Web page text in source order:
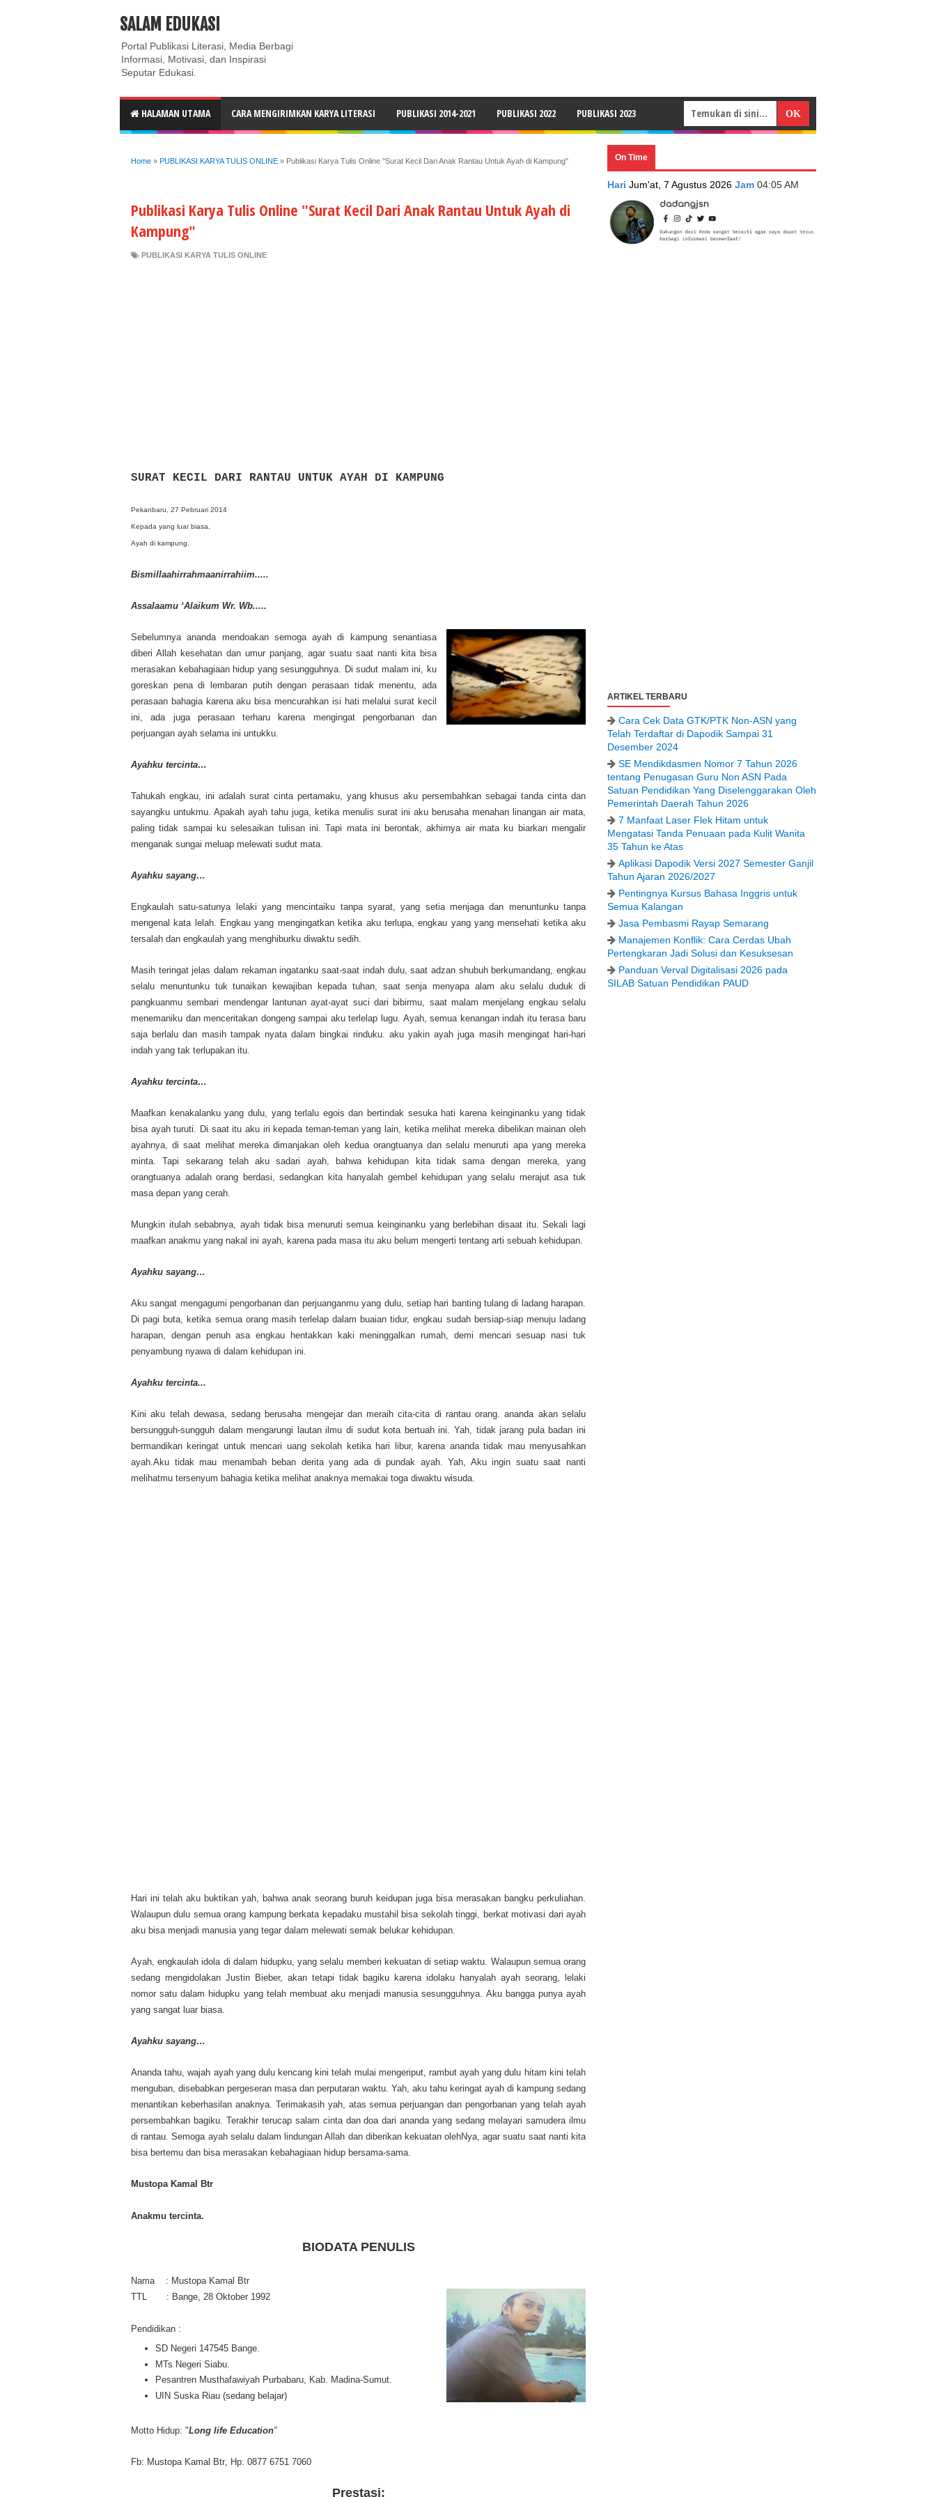
ABOUT CONTACT US
SALAM EDUKASI
Portal Publikasi Literasi, Media Berbagi
Informasi, Motivasi, dan Inspirasi
Seputar Edukasi.
HALAMAN UTAMA CARA MENGIRIMKAN KARYA LITERASI PUBLIKASI 2014-2021 PUBLIKASI 2022 PUBLIKASI 2023
Home » PUBLIKASI KARYA TULIS ONLINE » Publikasi Karya Tulis Online "Surat Kecil Dari Anak Rantau Untuk Ayah di Kampung"
Publikasi Karya Tulis Online "Surat Kecil Dari Anak Rantau Untuk Ayah di
Kampung"
PUBLIKASI KARYA TULIS ONLINE
SURAT KECIL DARI RANTAU UNTUK AYAH DI KAMPUNG
Pekanbaru, 27 Pebruari 2014
Kepada yang luar biasa,
Ayah di kampung.
Bismillaahirrahmaanirrahiim.....
Assalaamu ‘Alaikum Wr. Wb.....
Sebelumnya ananda mendoakan semoga ayah di kampung senantiasa
diberi Allah kesehatan dan umur panjang, agar suatu saat nanti kita bisa
merasakan kebahagiaan hidup yang sesungguhnya. Di sudut malam ini, ku
goreskan pena di lembaran putih dengan perasaan tidak menentu, ada
perasaan bahagia karena aku bisa mencurahkan isi hati melalui surat kecil
ini, ada juga perasaan terharu karena mengingat pengorbanan dan
perjuangan ayah selama ini untukku.
Ayahku tercinta…
Tahukah engkau, ini adalah surat cinta pertamaku, yang khusus aku persembahkan sebagai tanda cinta dan
sayangku untukmu. Apakah ayah tahu juga, ketika menulis surat ini aku berusaha menahan linangan air mata,
paling tidak sampai ku selesaikan tulisan ini. Tapi mata ini berontak, akhirnya air mata ku biarkan mengalir
menganak sungai meluap melewati sudut mata.
Ayahku sayang…
Engkaulah satu-satunya lelaki yang mencintaiku tanpa syarat, yang setia menjaga dan menuntunku tanpa
mengenal kata lelah. Engkau yang mengingatkan ketika aku terlupa, engkau yang yang mensehati ketika aku
tersalah dan engkaulah yang menghiburku diwaktu sedih.
Masih teringat jelas dalam rekaman ingatanku saat-saat indah dulu, saat adzan shubuh berkumandang, engkau
selalu menuntunku tuk tunaikan kewajiban kepada tuhan, saat senja menyapa alam aku selalu duduk di
pangkuanmu sembari mendengar lantunan ayat-ayat suci dari bibirmu, saat malam menjelang engkau selalu
menemaniku dan menceritakan dongeng sampai aku terlelap lugu. Ayah, semua kenangan indah itu terasa baru
saja berlalu dan masih tampak nyata dalam bingkai rinduku. aku yakin ayah juga masih mengingat hari-hari
indah yang tak terlupakan itu.
Ayahku tercinta…
Maafkan kenakalanku yang dulu, yang terlalu egois dan bertindak sesuka hati karena keinginanku yang tidak
bisa ayah turuti. Di saat itu aku iri kepada teman-teman yang lain, ketika melihat mereka dibelikan mainan oleh
ayahnya, di saat melihat mereka dimanjakan oleh kedua orangtuanya dan selalu menuruti apa yang mereka
minta. Tapi sekarang telah aku sadari ayah, bahwa kehidupan kita tidak sama dengan mereka, yang
orangtuanya adalah orang berdasi, sedangkan kita hanyalah gembel kehidupan yang selalu merajut asa tuk
masa depan yang cerah.
Mungkin itulah sebabnya, ayah tidak bisa menuruti semua keinginanku yang berlebihan disaat itu. Sekali lagi
maafkan anakmu yang nakal ini ayah, karena pada masa itu aku belum mengerti tentang arti sebuah kehidupan.
Ayahku sayang…
Aku sangat mengagumi pengorbanan dan perjuanganmu yang dulu, setiap hari banting tulang di ladang harapan.
Di pagi buta, ketika semua orang masih terlelap dalam buaian tidur, engkau sudah bersiap-siap menuju ladang
harapan, dengan penuh asa engkau hentakkan kaki meninggalkan rumah, demi mencari sesuap nasi tuk
penyambung nyawa di dalam kehidupan ini.
Ayahku tercinta...
Kini aku telah dewasa, sedang berusaha mengejar dan meraih cita-cita di rantau orang. ananda akan selalu
bersungguh-sungguh dalam mengarungi lautan ilmu di sudut kota bertuah ini. Yah, tidak jarang pula badan ini
bermandikan keringat untuk mencari uang sekolah ketika hari libur, karena ananda tidak mau menyusahkan
ayah.Aku tidak mau menambah beban derita yang ada di pundak ayah. Yah, Aku ingin suatu saat nanti
melihatmu tersenyum bahagia ketika melihat anaknya memakai toga diwaktu wisuda.
Hari ini telah aku buktikan yah, bahwa anak seorang buruh keidupan juga bisa merasakan bangku perkuliahan.
Walaupun dulu semua orang kampung berkata kepadaku mustahil bisa sekolah tinggi, berkat motivasi dari ayah
aku bisa menjadi manusia yang tegar dalam melewati semak belukar kehidupan.
Ayah, engkaulah idola di dalam hidupku, yang selalu memberi kekuatan di setiap waktu. Walaupun semua orang
sedang mengidolakan Justin Bieber, akan tetapi tidak bagiku karena idolaku hanyalah ayah seorang, lelaki
nomor satu dalam hidupku yang telah membuat aku menjadi manusia sesungguhnya. Aku bangga punya ayah
yang sangat luar biasa.
Ayahku sayang…
Ananda tahu, wajah ayah yang dulu kencang kini telah mulai mengeriput, rambut ayah yang dulu hitam kini telah
menguban, disebabkan pergeseran masa dan perputaran waktu. Yah, aku tahu keringat ayah di kampung sedang
menantikan keberhasilan anaknya. Terimakasih yah, atas semua perjuangan dan pengorbanan yang telah ayah
persembahkan bagiku. Terakhir terucap salam cinta dan doa dari ananda yang sedang melayari samudera ilmu
di rantau. Semoga ayah selalu dalam lindungan Allah dan diberikan kekuatan olehNya, agar suatu saat nanti kita
bisa bertemu dan bisa merasakan kebahagiaan hidup bersama-sama.
Mustopa Kamal Btr
Anakmu tercinta.
BIODATA PENULIS
Nama
: Mustopa Kamal Btr
TTL
: Bange, 28 Oktober 1992
Pendidikan :
SD Negeri 147545 Bange.
MTs Negeri Siabu.
Pesantren Musthafawiyah Purbabaru, Kab. Madina-Sumut.
UIN Suska Riau (sedang belajar)
Motto Hidup: "Long life Education"
Fb: Mustopa Kamal Btr Hp: 0877 6751 7060
Prestasi:
On Time
Hari Jum'at, 7 Agustus 2026 Jam 04:05 AM
ARTIKEL TERBARU
Cara Cek Data GTK/PTK Non-ASN yang
Telah Terdaftar di Dapodik Sampai 31
Desember 2024
SE Mendikdasmen Nomor 7 Tahun 2026
tentang Penugasan Guru Non ASN Pada
Satuan Pendidikan Yang Diselenggarakan Oleh
Pemerintah Daerah Tahun 2026
7 Manfaat Laser Flek Hitam untuk
Mengatasi Tanda Penuaan pada Kulit Wanita
35 Tahun ke Atas
Aplikasi Dapodik Versi 2027 Semester Ganjil
Tahun Ajaran 2026/2027
Pentingnya Kursus Bahasa Inggris untuk
Semua Kalangan
Jasa Pembasmi Rayap Semarang
Manajemen Konflik: Cara Cerdas Ubah
Pertengkaran Jadi Solusi dan Kesuksesan
Panduan Verval Digitalisasi 2026 pada
SILAB Satuan Pendidikan PAUD